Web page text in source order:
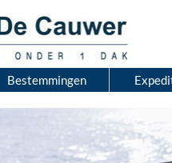
Bestemmingen